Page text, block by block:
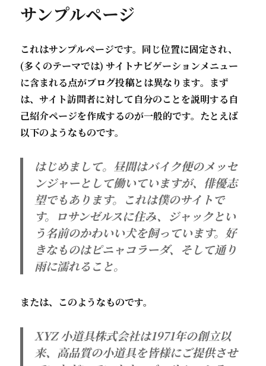
サンプルページ
これはサンプルページです。同じ位置に固定され、
(多くのテーマでは) サイトナビゲーションメニュー
に含まれる点がブログ投稿とは異なります。まず
は、サイト訪問者に対して自分のことを説明する自
己紹介ページを作成するのが一般的です。たとえば
以下のようなものです。
はじめまして。昼間はバイク便のメッセ
ンジャーとして働いていますが、俳優志
望でもあります。これは僕のサイトで
す。ロサンゼルスに住み、ジャックとい
う名前のかわいい犬を飼っています。好
きなものはピニャコラーダ、そして通り
雨に濡れること。
または、このようなものです。
XYZ 小道具株式会社は1971年の創立以
来、高品質の小道具を皆様にご提供させ